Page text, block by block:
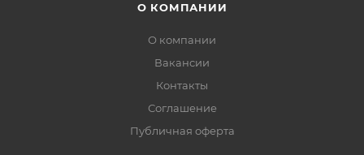
О КОМПАНИИ
О компании
Вакансии
Контакты
Соглашение
Публичная оферта